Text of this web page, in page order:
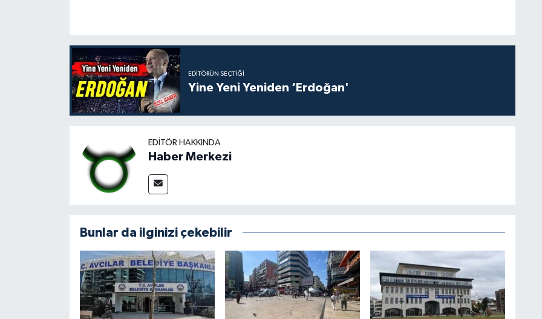
EDITÖRÜN SEÇTIĞI
Yine Yeni Yeniden ‘Erdoğan'
EDITÖR HAKKINDA
Haber Merkezi
Bunlar da ilginizi çekebilir